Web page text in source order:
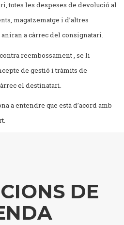
totes les despeses de devolució al
magatzematge i d’altres
a càrrec del consignatari.
reembossament , se li
de gestió i tràmits de
el destinatari.
a entendre que està d’acord amb
DE